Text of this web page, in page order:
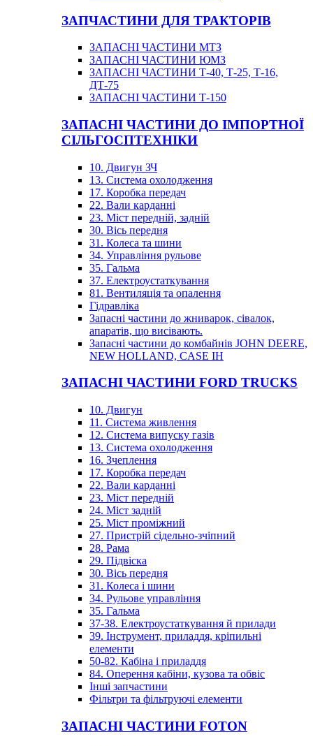
ЗАПЧАСТИНИ ДЛЯ ТРАКТОРІВ
ЗАПАСНІ ЧАСТИНИ МТЗ
ЗАПАСНІ ЧАСТИНИ ЮМЗ
ЗАПАСНІ ЧАСТИНИ Т-40, Т-25, Т-16,
ДТ-75
ЗАПАСНІ ЧАСТИНИ Т-150
ЗАПАСНІ ЧАСТИНИ ДО ІМПОРТНОЇ
СІЛЬГОСПТЕХНІКИ
10. Двигун ЗЧ
13. Система охолодження
17. Коробка передач
22. Вали карданні
23. Міст передній, задній
30. Вісь передня
31. Колеса та шини
34. Управління рульове
35. Гальма
37. Електроустаткування
81. Вентиляція та опалення
Гідравліка
Запасні частини до жниварок, сівалок,
апаратів, що висівають.
Запасні частини до комбайнів JOHN DEERE,
NEW HOLLAND, CASE IH
ЗАПАСНІ ЧАСТИНИ FORD TRUCKS
10. Двигун
11. Система живлення
12. Система випуску газів
13. Система охолодження
16. Зчеплення
17. Коробка передач
22. Вали карданні
23. Міст передній
24. Міст задній
25. Міст проміжний
27. Пристрій сідельно-зчіпний
28. Рама
29. Підвіска
30. Вісь передня
31. Колеса і шини
34. Рульове управління
35. Гальма
37-38. Електроустаткування й прилади
39. Інструмент, приладдя, кріпильні
елементи
50-82. Кабіна і приладдя
84. Оперення кабіни, кузова та обвіс
Інші запчастини
Фільтри та фільтруючі елементи
ЗАПАСНІ ЧАСТИНИ FOTON